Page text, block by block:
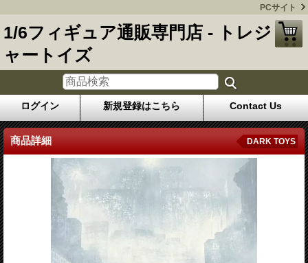
PCサイト
1/6フィギュア通販専門店 - トレジ
ャートイズ
ログイン 新規登録はこちら Contact Us
商品詳細 DARK TOYS